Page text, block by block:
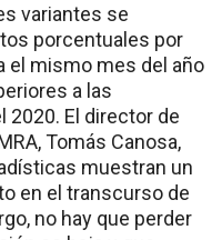
variantes se
porcentuales por
el mismo mes del año
a las
2020. El director de
Tomás Canosa,
muestran un
en el transcurso de
no hay que perder